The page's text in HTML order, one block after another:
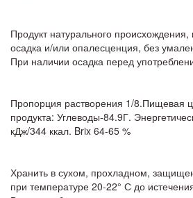
Продукт натурального
осадка и/или опалесценция, без
При наличии осадка перед
Пропорция растворения 1/8.Пищевая
продукта: Углеводы-84.9Г.
кДж/344 ккал. Brix 64-65 %
Хранить в сухом, прохладном,
при температуре 20-22° С до